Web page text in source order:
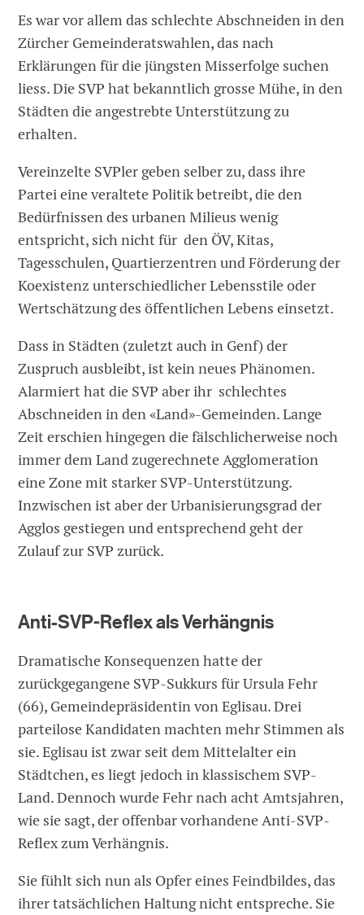
Es war vor allem das schlechte Abschneiden in den
Zürcher Gemeinderatswahlen, das nach
Erklärungen für die jüngsten Misserfolge suchen
liess. Die SVP hat bekanntlich grosse Mühe, in den
Städten die angestrebte Unterstützung zu
erhalten.
Vereinzelte SVPler geben selber zu, dass ihre
Partei eine veraltete Politik betreibt, die den
Bedürfnissen des urbanen Milieus wenig
entspricht, sich nicht für den ÖV, Kitas,
Tagesschulen, Quartierzentren und Förderung der
Koexistenz unterschiedlicher Lebensstile oder
Wertschätzung des öffentlichen Lebens einsetzt.
Dass in Städten (zuletzt auch in Genf) der
Zuspruch ausbleibt, ist kein neues Phänomen.
Alarmiert hat die SVP aber ihr schlechtes
Abschneiden in den «Land»-Gemeinden. Lange
Zeit erschien hingegen die fälschlicherweise noch
immer dem Land zugerechnete Agglomeration
eine Zone mit starker SVP-Unterstützung.
Inzwischen ist aber der Urbanisierungsgrad der
Agglos gestiegen und entsprechend geht der
Zulauf zur SVP zurück.
Anti-SVP-Reflex als Verhängnis
Dramatische Konsequenzen hatte der
zurückgegangene SVP-Sukkurs für Ursula Fehr
(66), Gemeindepräsidentin von Eglisau. Drei
parteilose Kandidaten machten mehr Stimmen als
sie. Eglisau ist zwar seit dem Mittelalter ein
Städtchen, es liegt jedoch in klassischem SVP-
Land. Dennoch wurde Fehr nach acht Amtsjahren,
wie sie sagt, der offenbar vorhandene Anti-SVP-
Reflex zum Verhängnis.
Sie fühlt sich nun als Opfer eines Feindbildes, das
ihrer tatsächlichen Haltung nicht entspreche. Sie